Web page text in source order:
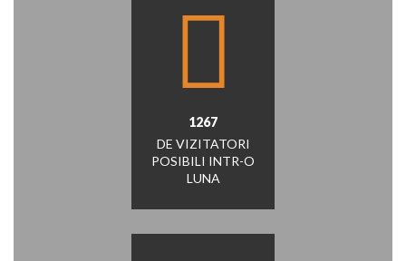
1267
DE VIZITATORI
POSIBILI INTR-O
LUNA